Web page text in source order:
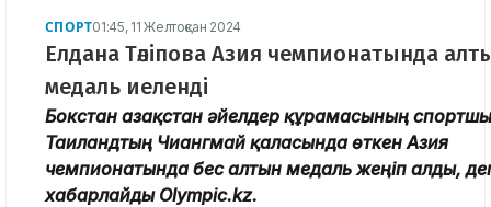
СПОРТ01:45, 11 Желтоқсан 2024
Елдана Тәліпова Азия чемпионатында
медаль иеленді
Бокстан Қазақстан әйелдер құрамасының
Таиландтың Чиангмай қаласында өткен Азия
чемпионатында бес алтын медаль жеңіп алды,
хабарлайды Olympic.kz.